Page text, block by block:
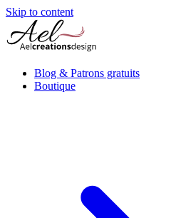
Skip to content
Blog & Patrons gratuits
Boutique